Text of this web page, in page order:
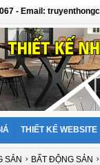
- Email:
THIẾT KẾ WEBSITE
SẢN › BẤT ĐỘNG SẢN